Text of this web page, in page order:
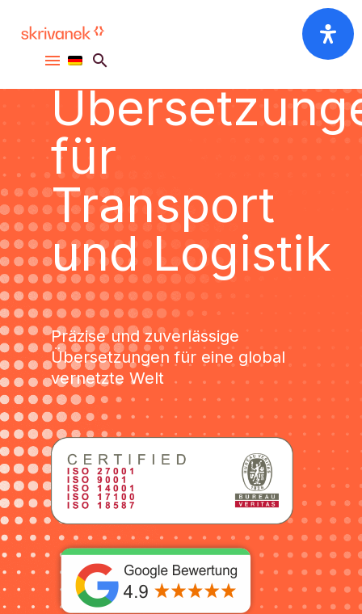
Deutsch
für
Transport
und Logistik
Präzise und zuverlässige
Übersetzungen für eine global
vernetzte Welt